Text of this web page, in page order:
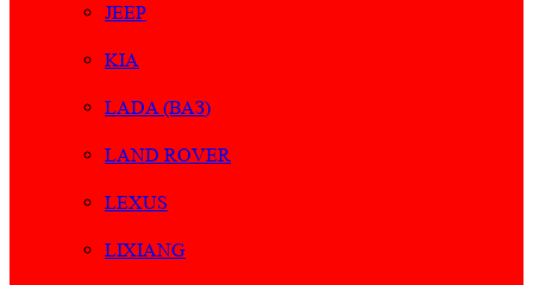
JEEP
KIA
LADA (ВАЗ)
LAND ROVER
LEXUS
LIXIANG